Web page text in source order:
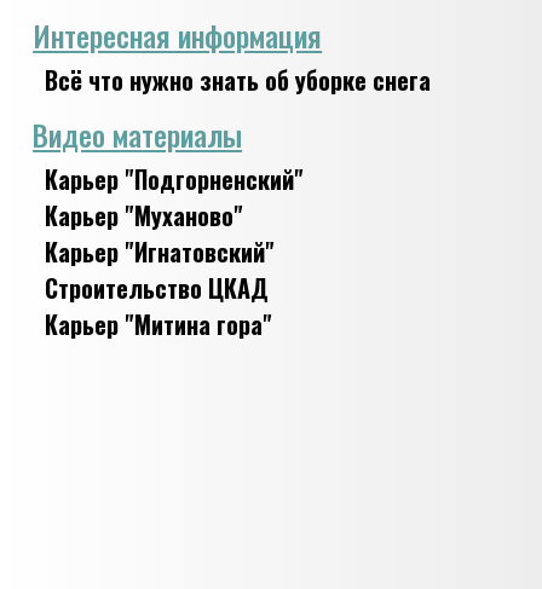
Интересная информация
Всё что нужно знать об уборке снега
Видео материалы
Карьер "Подгорненский"
Карьер "Муханово"
Карьер "Игнатовский"
Строительство ЦКАД
Карьер "Митина гора"